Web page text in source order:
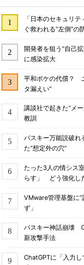
「日本のセキュリ
ぐ救われる“左側”の
開発者を狙う“自己
に感染拡大
平和ボケの代償？
タ漏えい”
講談社で起きた“メ
教訓
パスキー万能説破
た“想定外の穴”
たった3人の情シス
らす」 どう強化し
VMware管理基盤に
ず」
パスキー神話崩壊
新攻撃手法
ChatGPTに「入力